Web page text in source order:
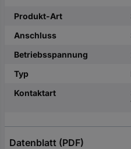
Produkt-Art
Anschluss
Betriebsspannung
Typ
Kontaktart
Datenblatt (PDF)